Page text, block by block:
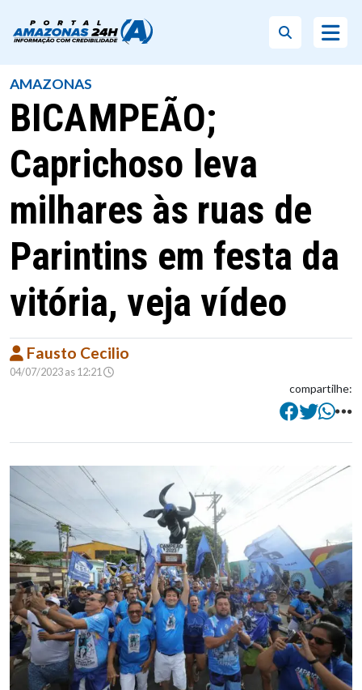
AMAZONAS
BICAMPEÃO;
Caprichoso leva
milhares às ruas de
Parintins em festa da
vitória, veja vídeo
Fausto Cecilio
04/07/2023 as 12:21
compartilhe: